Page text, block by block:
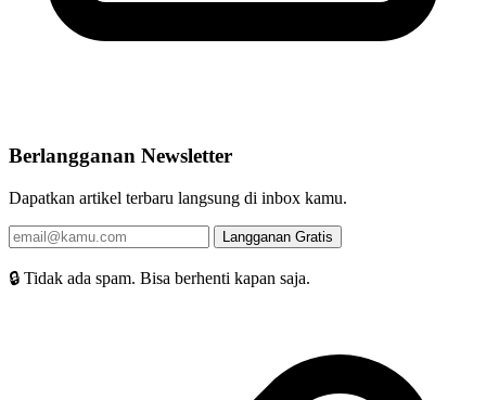
Berlangganan Newsletter
Dapatkan artikel terbaru langsung di inbox kamu.
Langganan Gratis
🔒 Tidak ada spam. Bisa berhenti kapan saja.